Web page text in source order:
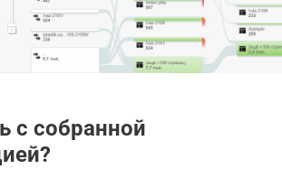
с собранной